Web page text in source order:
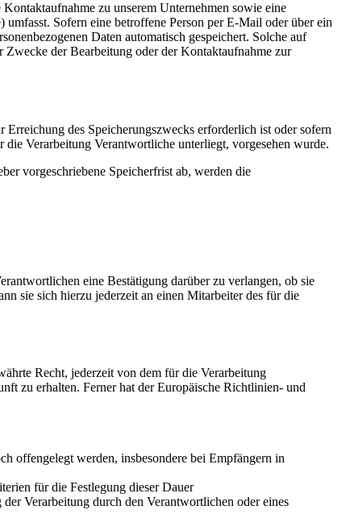
zu unserem Unternehmen sowie eine
Sofern eine betroffene Person per E-Mail oder über ein
Daten automatisch gespeichert. Solche auf
der Bearbeitung oder der Kontaktaufnahme zur
des Speicherungszwecks erforderlich ist oder sofern
Verarbeitung Verantwortliche unterliegt, vorgesehen wurde.
vorgeschriebene Speicherfrist ab, werden die
eine Bestätigung darüber zu verlangen, ob sie
sie sich hierzu jederzeit an einen Mitarbeiter des für die
Recht, jederzeit von dem für die Verarbeitung
zu erhalten. Ferner hat der Europäische Richtlinien- und
offengelegt werden, insbesondere bei Empfängern in
für die Festlegung dieser Dauer
Verarbeitung durch den Verantwortlichen oder eines